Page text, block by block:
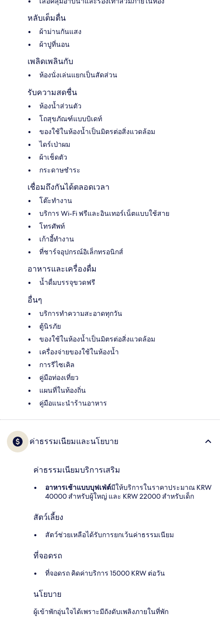
หลับเต็มตื่น
ผ้าม่านกันแสง
ผ้าปูที่นอน
เพลิดเพลินกับ
ห้องนั่งเล่นแยกเป็นสัดส่วน
รับความสดชื่น
ห้องน้ำส่วนตัว
โถสุขภัณฑ์แบบบิเดท์
ของใช้ในห้องน้ำเป็นมิตรต่อสิ่งแวดล้อม
ไดร์เป่าผม
ผ้าเช็ดตัว
กระดาษชำระ
เชื่อมถึงกันได้ตลอดเวลา
โต๊ะทำงาน
บริการ Wi-Fi ฟรีและอินเทอร์เน็ตแบบใช้สาย
โทรศัพท์
เก้าอี้ทำงาน
ที่ชาร์จอุปกรณ์อิเล็กทรอนิกส์
อาหารและเครื่องดื่ม
น้ำดื่มบรรจุขวดฟรี
อื่นๆ
บริการทำความสะอาดทุกวัน
ตู้นิรภัย
ของใช้ในห้องน้ำเป็นมิตรต่อสิ่งแวดล้อม
เครื่องจ่ายของใช้ในห้องน้ำ
การรีไซเคิล
คู่มือท่องเที่ยว
แผนที่ในท้องถิ่น
คู่มือแนะนำร้านอาหาร
ค่าธรรมเนียมและนโยบาย
ค่าธรรมเนียมบริการเสริม
อาหารเช้าแบบบุฟเฟ่ต์มีให้บริการในราคาประมาณ KRW
40000 สำหรับผู้ใหญ่ และ KRW 22000 สำหรับเด็ก
สัตว์เลี้ยง
สัตว์ช่วยเหลือได้รับการยกเว้นค่าธรรมเนียม
ที่จอดรถ
ที่จอดรถ คิดค่าบริการ 15000 KRW ต่อวัน
นโยบาย
ผู้เข้าพักอุ่นใจได้เพราะมีถังดับเพลิงภายในที่พัก